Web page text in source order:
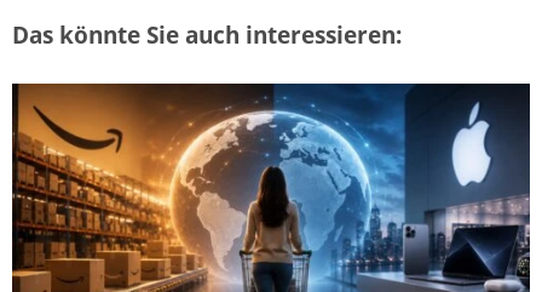
Das könnte Sie auch interessieren: